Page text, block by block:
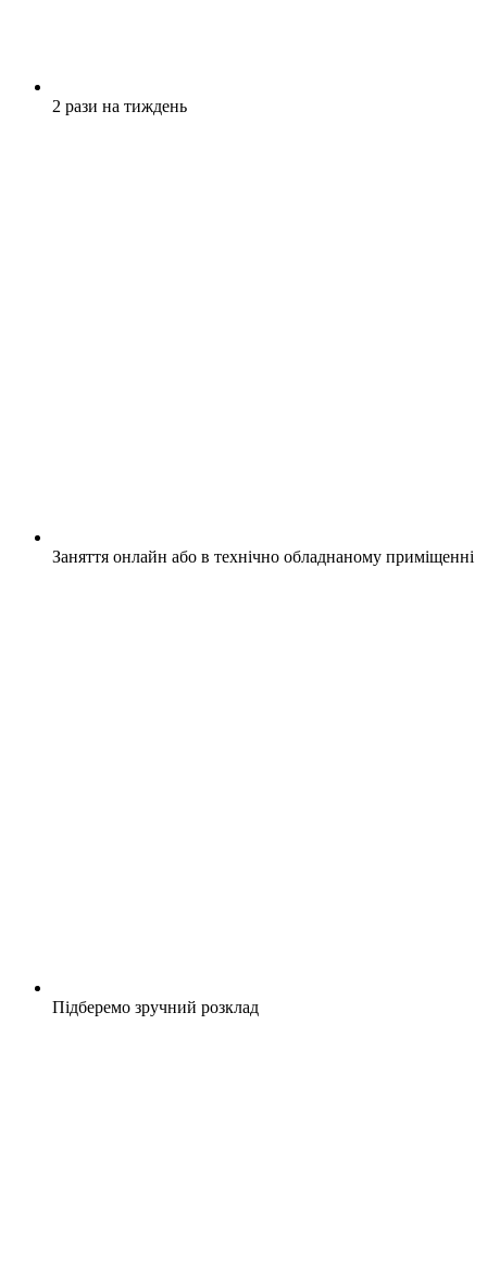
2 рази на тиждень
Заняття онлайн або в технічно обладнаному приміщенні
Підберемо зручний розклад